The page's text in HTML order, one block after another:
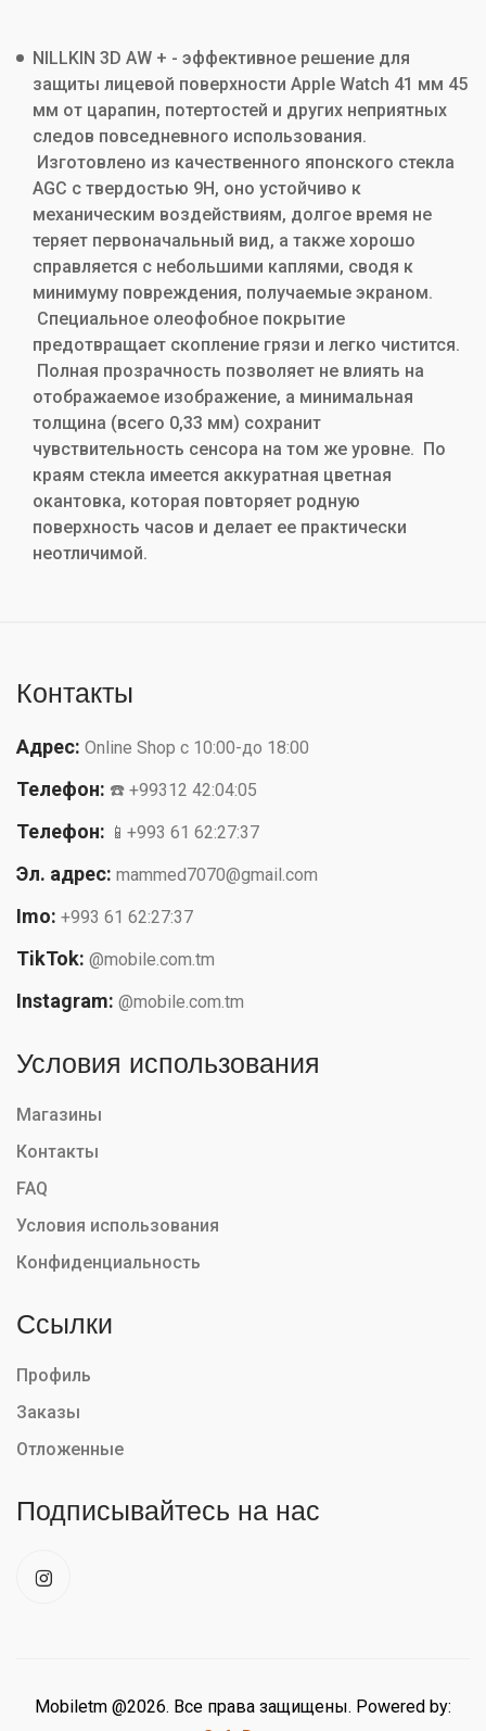
NILLKIN 3D AW + - эффективное решение для
защиты лицевой поверхности Apple Watch 41 мм 45
мм от царапин, потертостей и других неприятных
следов повседневного использования.
Изготовлено из качественного японского стекла
AGC с твердостью 9H, оно устойчиво к
механическим воздействиям, долгое время не
теряет первоначальный вид, а также хорошо
справляется с небольшими каплями, сводя к
минимуму повреждения, получаемые экраном.
Специальное олеофобное покрытие
предотвращает скопление грязи и легко чистится.
Полная прозрачность позволяет не влиять на
отображаемое изображение, а минимальная
толщина (всего 0,33 мм) сохранит
чувствительность сенсора на том же уровне. По
краям стекла имеется аккуратная цветная
окантовка, которая повторяет родную
поверхность часов и делает ее практически
неотличимой.
Контакты
Адрес: Online Shop с 10:00-до 18:00
Телефон: ☎️ +99312 42:04:05
Телефон: 📱+993 61 62:27:37
Эл. адрес: mammed7070@gmail.com
Imo: +993 61 62:27:37
TikTok: @mobile.com.tm
Instagram: @mobile.com.tm
Условия использования
Магазины
Контакты
FAQ
Условия использования
Конфиденциальность
Ссылки
Профиль
Заказы
Отложенные
Подписывайтесь на нас
Mobiletm @2026. Все права защищены. Powered by: